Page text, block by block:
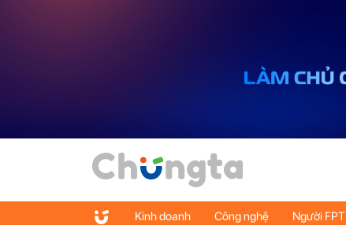
Kinh doanh Công nghệ Người FPT